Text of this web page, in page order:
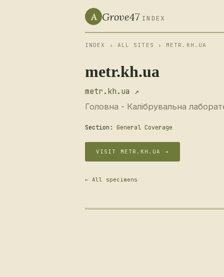
A Grove47 INDEX
INDEX › ALL SITES › METR.KH.UA
metr.kh.ua
metr.kh.ua ↗
Головна - Калібрувальна
Section: General Coverage
VISIT METR.KH.UA →
← All specimens